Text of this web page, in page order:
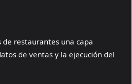
de restaurantes una capa
de ventas y la ejecución del